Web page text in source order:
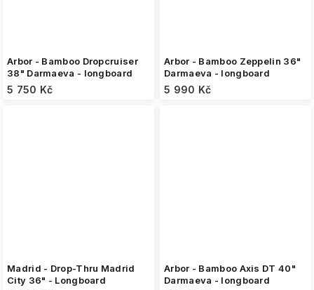
Arbor - Bamboo Dropcruiser
38" Darmaeva - longboard
5 750 Kč
Arbor - Bamboo Zeppelin 36"
Darmaeva - longboard
5 990 Kč
Madrid - Drop-Thru Madrid
City 36" - Longboard
Arbor - Bamboo Axis DT 40"
Darmaeva - longboard